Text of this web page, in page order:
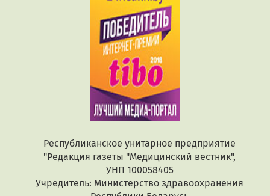
Республиканское унитарное предприятие
"Редакция газеты "Медицинский вестник",
УНП 100058405
Учредитель: Министерство здравоохранения